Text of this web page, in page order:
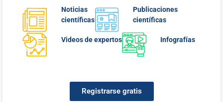
Noticias
científicas
Publicaciones
científicas
Videos de expertos Infografías
Registrarse gratis